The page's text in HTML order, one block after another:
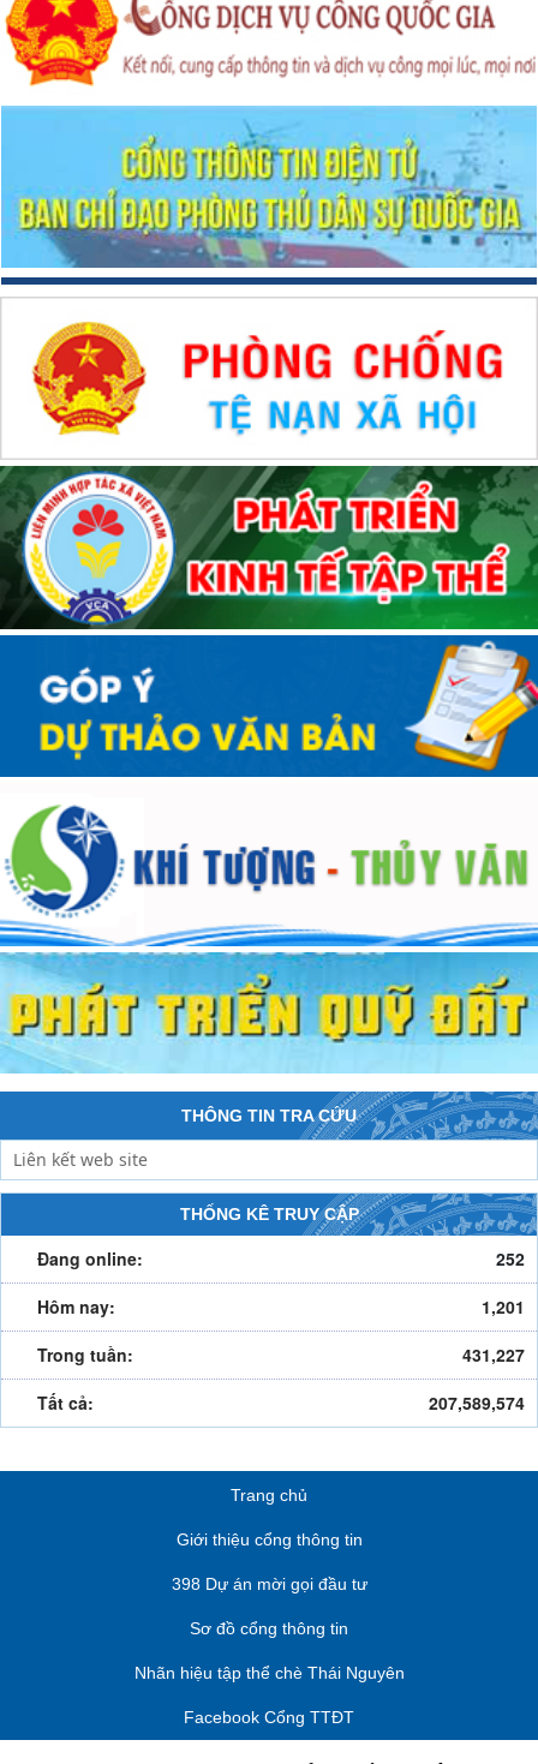
THÔNG TIN TRA CỨU
THỐNG KÊ TRUY CẬP
Đang online:
252
Hôm nay:
1,201
Trong tuần:
431,227
Tất cả:
207,589,574
Trang chủ
Giới thiệu cổng thông tin
398 Dự án mời gọi đầu tư
Sơ đồ cổng thông tin
Nhãn hiệu tập thể chè Thái Nguyên
Facebook Cổng TTĐT